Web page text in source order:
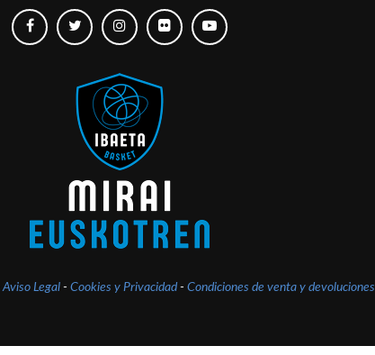
Aviso Legal- Cookies y Privacidad- Condiciones de venta y devoluciones